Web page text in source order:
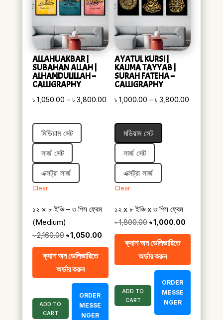
ALLAHUAKBAR |
SUBAHAN ALLAH |
ALHAMDULILLAH –
CALLIGRAPHY
৳ 1,050.00 – ৳ 3,800.00Price
৳ 1,050.00
through
৳ 3,800.00
মিডিয়াম সেট
লার্জ সেট
এক্সট্রা লার্জ
Clear
১২ × ৮ ইঞ্চি – ৩ পিস ফ্রেম
(Medium)
৳2,160.00 Original
price
was:
৳ 2,160.00.
৳1,050.00Current
price
ক্যাশ অন ডেলিভারিতে
অর্ডার করুন
ADD TO
CART
ORDER
MESSE
NGER
AYATUL KURSI |
KALIMA TAYYAB |
SURAH FATEHA –
CALLIGRAPHY
৳1,000.00 – ৳3,800.00
মডিয়াম সেট
লার্জ সেট
এক্সট্রা লার্জ
Clear
১২ x ৮ ইঞ্চি x ৩ পিস ফ্রেম
৳1,800.00 Original
price
was:
৳ 1,800.00.
৳1,000.00
price
ক্যাশ অন ডেলিভারিতে
অর্ডার করুন
ADD TO
CART
ORDER
MESSE
NGER